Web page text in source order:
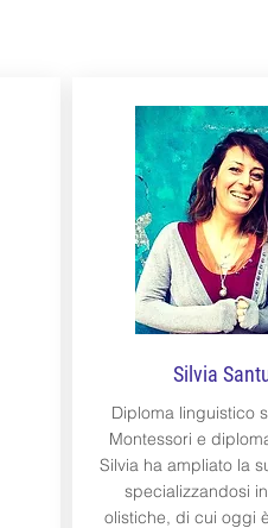
Silvia
Diploma linguistico
Montessori e
Silvia ha ampliato la
specializzandosi
olistiche, di cui oggi